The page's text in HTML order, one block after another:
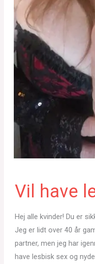
Vil have
Hej alle kvinder! Du er
Jeg er lidt over 40 år
partner, men jeg har
have lesbisk sex og